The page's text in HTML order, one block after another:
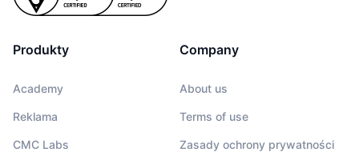
Produkty
Academy
Reklama
CMC Labs
Company
About us
Terms of use
Zasady ochrony prywatności